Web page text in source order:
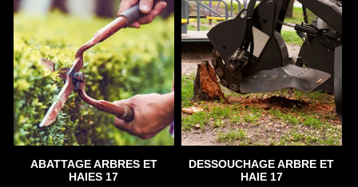
ABATTAGE ARBRES ET
HAIES 17
DESSOUCHAGE ARBRE ET
HAIE 17